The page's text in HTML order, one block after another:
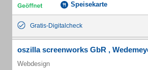
Speisekarte
Gratis-Digitalcheck
oszilla screenworks GbR ,
Webdesign